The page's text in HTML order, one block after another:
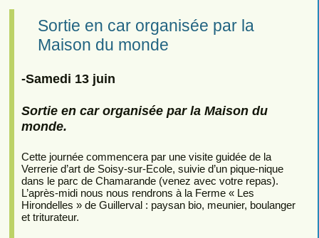
Sortie en car organisée par la
Maison du monde
-Samedi 13 juin
Sortie en car organisée par la Maison du
monde.
Cette journée commencera par une visite guidée de la
Verrerie d’art de Soisy-sur-Ecole, suivie d’un pique-nique
dans le parc de Chamarande (venez avec votre repas).
L’après-midi nous nous rendrons à la Ferme « Les
Hirondelles » de Guillerval : paysan bio, meunier, boulanger
et triturateur.